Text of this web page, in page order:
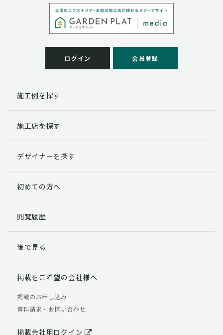
個人情報の取扱い業務の委託
弊社は事業運営上、お客様により良いサービスを提供す
るために業務の一部を外部に委託しており、業務委託先
客様には、貴殿の個人情報の利用目的の通知、開示、訂
理・機密保持などによりお客様の個人情報の漏洩防止に
個人情報提出の任意性
す。
らかじめご了承ください。
個人情報の開示請求について
る権利があります。
「個人情報の取り扱いについて」
【お問合せ先】 個人情報問合せ窓口
TEL：03-5411-7891（平日9:00 ～ 18:00）
ログイン 会員登録
施工例を探す
施工店を探す
デザイナーを探す
初めての方へ
閲覧履歴
後で見る
掲載をご希望の会社様へ
掲載のお申し込み
資料請求・お問い合わせ
掲載会社用ログイン